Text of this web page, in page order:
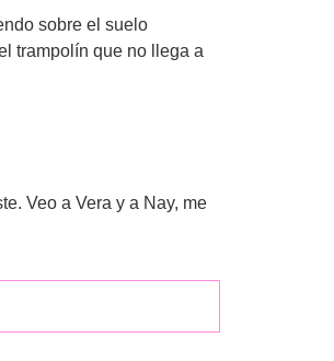
sobre el suelo
trampolín que no llega a
Veo a Vera y a Nay, me